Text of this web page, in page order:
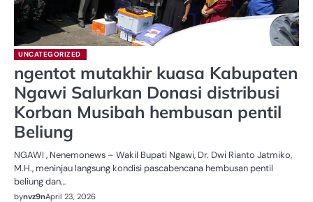
UNCATEGORIZED
ngentot mutakhir ‎kuasa Kabupaten
Ngawi Salurkan Donasi distribusi
Korban Musibah hembusan pentil
Beliung
‎NGAWI , Nenemonews – Wakil Bupati Ngawi, Dr. Dwi Rianto Jatmiko,
M.H., meninjau langsung kondisi pascabencana hembusan pentil
beliung dan…
bynvz9nApril 23, 2026